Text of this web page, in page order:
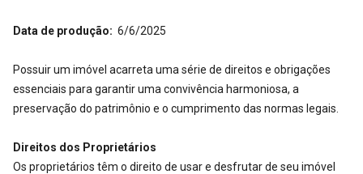
Data de produção: 6/6/2025
Possuir um imóvel acarreta uma série de direitos e obrigações
essenciais para garantir uma convivência harmoniosa, a
preservação do patrimônio e o cumprimento das normas legais.
Direitos dos Proprietários
Os proprietários têm o direito de usar e desfrutar de seu imóvel